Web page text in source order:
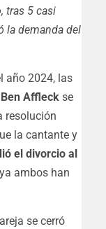
tras 5 casi
la demanda del
año 2024, las
Ben Affleck se
resolución
la cantante y
el divorcio al
ambos han
se cerró